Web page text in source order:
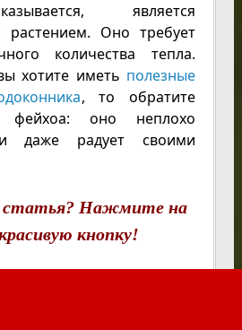
является
растением. Оно требует
количества тепла.
хотите иметь полезные
, то обратите
фейхоа: оно неплохо
даже радует своими
статья? Нажмите на
кнопку!